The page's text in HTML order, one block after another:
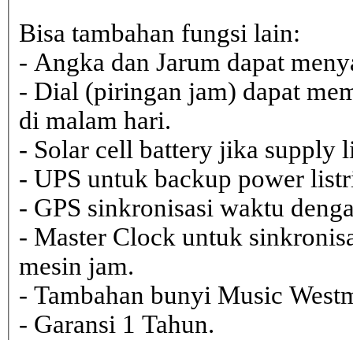
Bisa tambahan fungsi lain:
- Angka dan Jarum dapat
- Dial (piringan jam) dapat
di malam hari.
- Solar cell battery jika supply
- UPS untuk backup power
- GPS sinkronisasi waktu
- Master Clock untuk
mesin jam.
- Tambahan bunyi Music
- Garansi 1 Tahun.